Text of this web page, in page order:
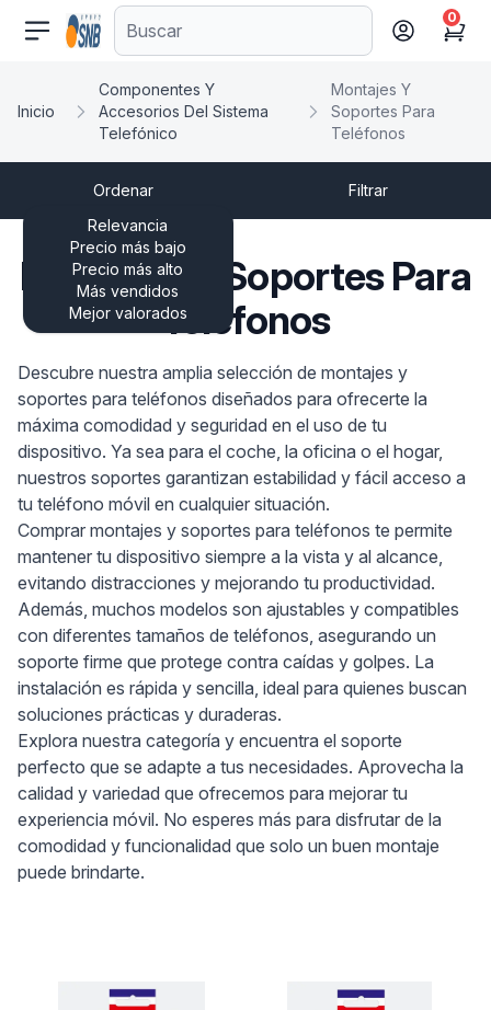
comercioseguro.es
Cart
0
Inicio
Componentes Y
Accesorios Del Sistema
Telefónico
Montajes Y
Soportes Para
Teléfonos
Ordenar
Relevancia
Precio más bajo
Precio más alto
Más vendidos
Mejor valorados
Filtrar
Montajes Y Soportes Para
Teléfonos
Descubre nuestra amplia selección de montajes y
soportes para teléfonos diseñados para ofrecerte la
máxima comodidad y seguridad en el uso de tu
dispositivo. Ya sea para el coche, la oficina o el hogar,
nuestros soportes garantizan estabilidad y fácil acceso a
tu teléfono móvil en cualquier situación.
Comprar montajes y soportes para teléfonos te permite
mantener tu dispositivo siempre a la vista y al alcance,
evitando distracciones y mejorando tu productividad.
Además, muchos modelos son ajustables y compatibles
con diferentes tamaños de teléfonos, asegurando un
soporte firme que protege contra caídas y golpes. La
instalación es rápida y sencilla, ideal para quienes buscan
soluciones prácticas y duraderas.
Explora nuestra categoría y encuentra el soporte
perfecto que se adapte a tus necesidades. Aprovecha la
calidad y variedad que ofrecemos para mejorar tu
experiencia móvil. No esperes más para disfrutar de la
comodidad y funcionalidad que solo un buen montaje
puede brindarte.